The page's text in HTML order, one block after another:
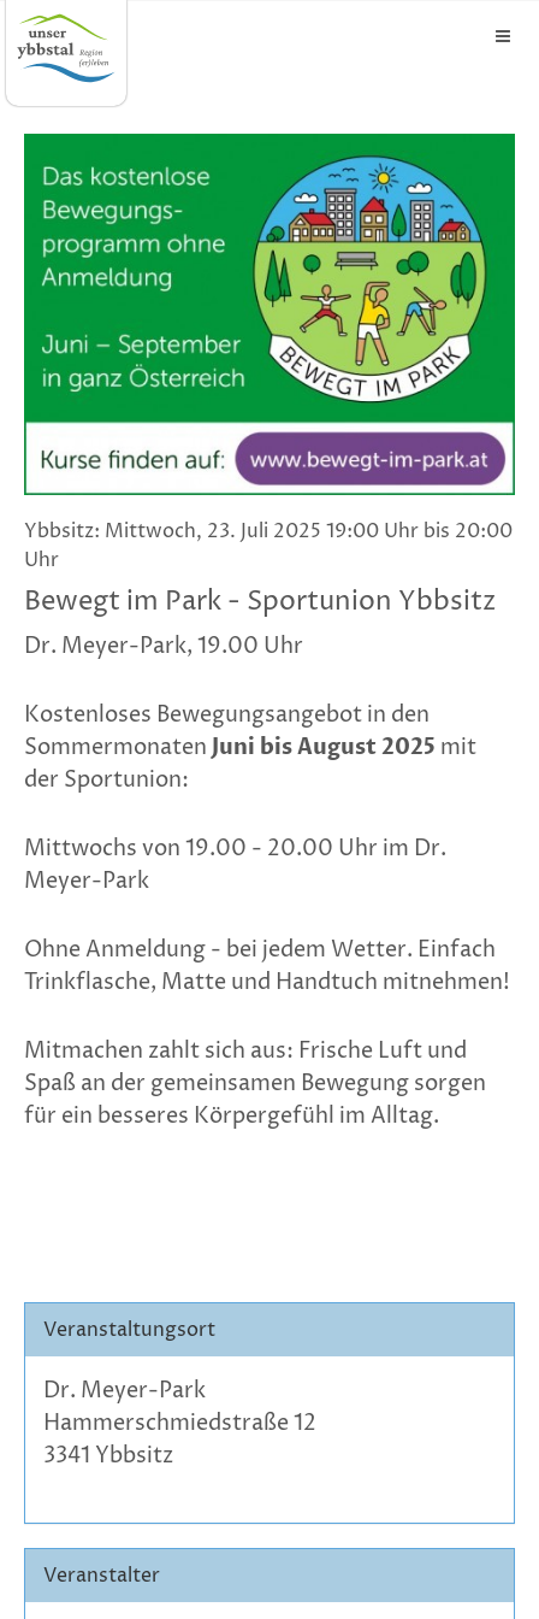
Ybbsitz: Mittwoch, 23. Juli 2025 19:00 Uhr bis 20:00
Uhr
Bewegt im Park - Sportunion Ybbsitz
Dr. Meyer-Park, 19.00 Uhr
Kostenloses Bewegungsangebot in den
Sommermonaten Juni bis August 2025 mit
der Sportunion:
Mittwochs von 19.00 - 20.00 Uhr im Dr.
Meyer-Park
Ohne Anmeldung - bei jedem Wetter. Einfach
Trinkflasche, Matte und Handtuch mitnehmen!
Mitmachen zahlt sich aus: Frische Luft und
Spaß an der gemeinsamen Bewegung sorgen
für ein besseres Körpergefühl im Alltag.
Veranstaltungsort
Dr. Meyer-Park
Hammerschmiedstraße 12
3341 Ybbsitz
Veranstalter